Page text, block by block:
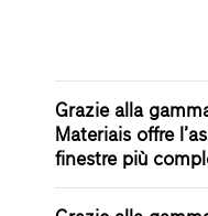
Grazie alla
Materiais offre
finestre più